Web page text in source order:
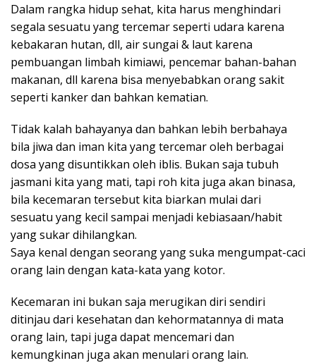
Dalam rangka hidup sehat, kita harus menghindari
segala sesuatu yang tercemar seperti udara karena
kebakaran hutan, dll, air sungai & laut karena
pembuangan limbah kimiawi, pencemar bahan-bahan
makanan, dll karena bisa menyebabkan orang sakit
seperti kanker dan bahkan kematian.
Tidak kalah bahayanya dan bahkan lebih berbahaya
bila jiwa dan iman kita yang tercemar oleh berbagai
dosa yang disuntikkan oleh iblis. Bukan saja tubuh
jasmani kita yang mati, tapi roh kita juga akan binasa,
bila kecemaran tersebut kita biarkan mulai dari
sesuatu yang kecil sampai menjadi kebiasaan/habit
yang sukar dihilangkan.
Saya kenal dengan seorang yang suka mengumpat-caci
orang lain dengan kata-kata yang kotor.
Kecemaran ini bukan saja merugikan diri sendiri
ditinjau dari kesehatan dan kehormatannya di mata
orang lain, tapi juga dapat mencemari dan
kemungkinan juga akan menulari orang lain.